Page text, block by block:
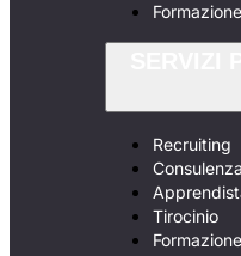
Formazione
Recruiting
Tirocinio
Formazione